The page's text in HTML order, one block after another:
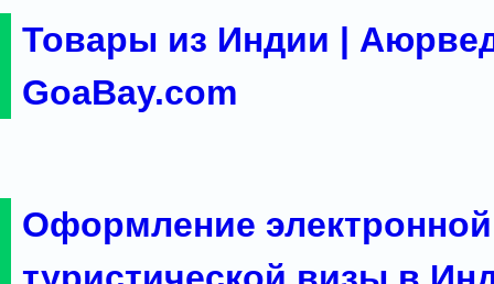
Товары из Индии |
GoaBay.com
Оформление электронной